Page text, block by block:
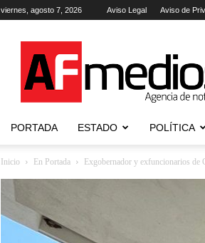
viernes, agosto 7, 2026 Aviso Legal Aviso de
Agencia
de
Noticias
PORTADA ESTADO POLÍTICA
Inicio En Portada Exgobernador y exfuncionarios de